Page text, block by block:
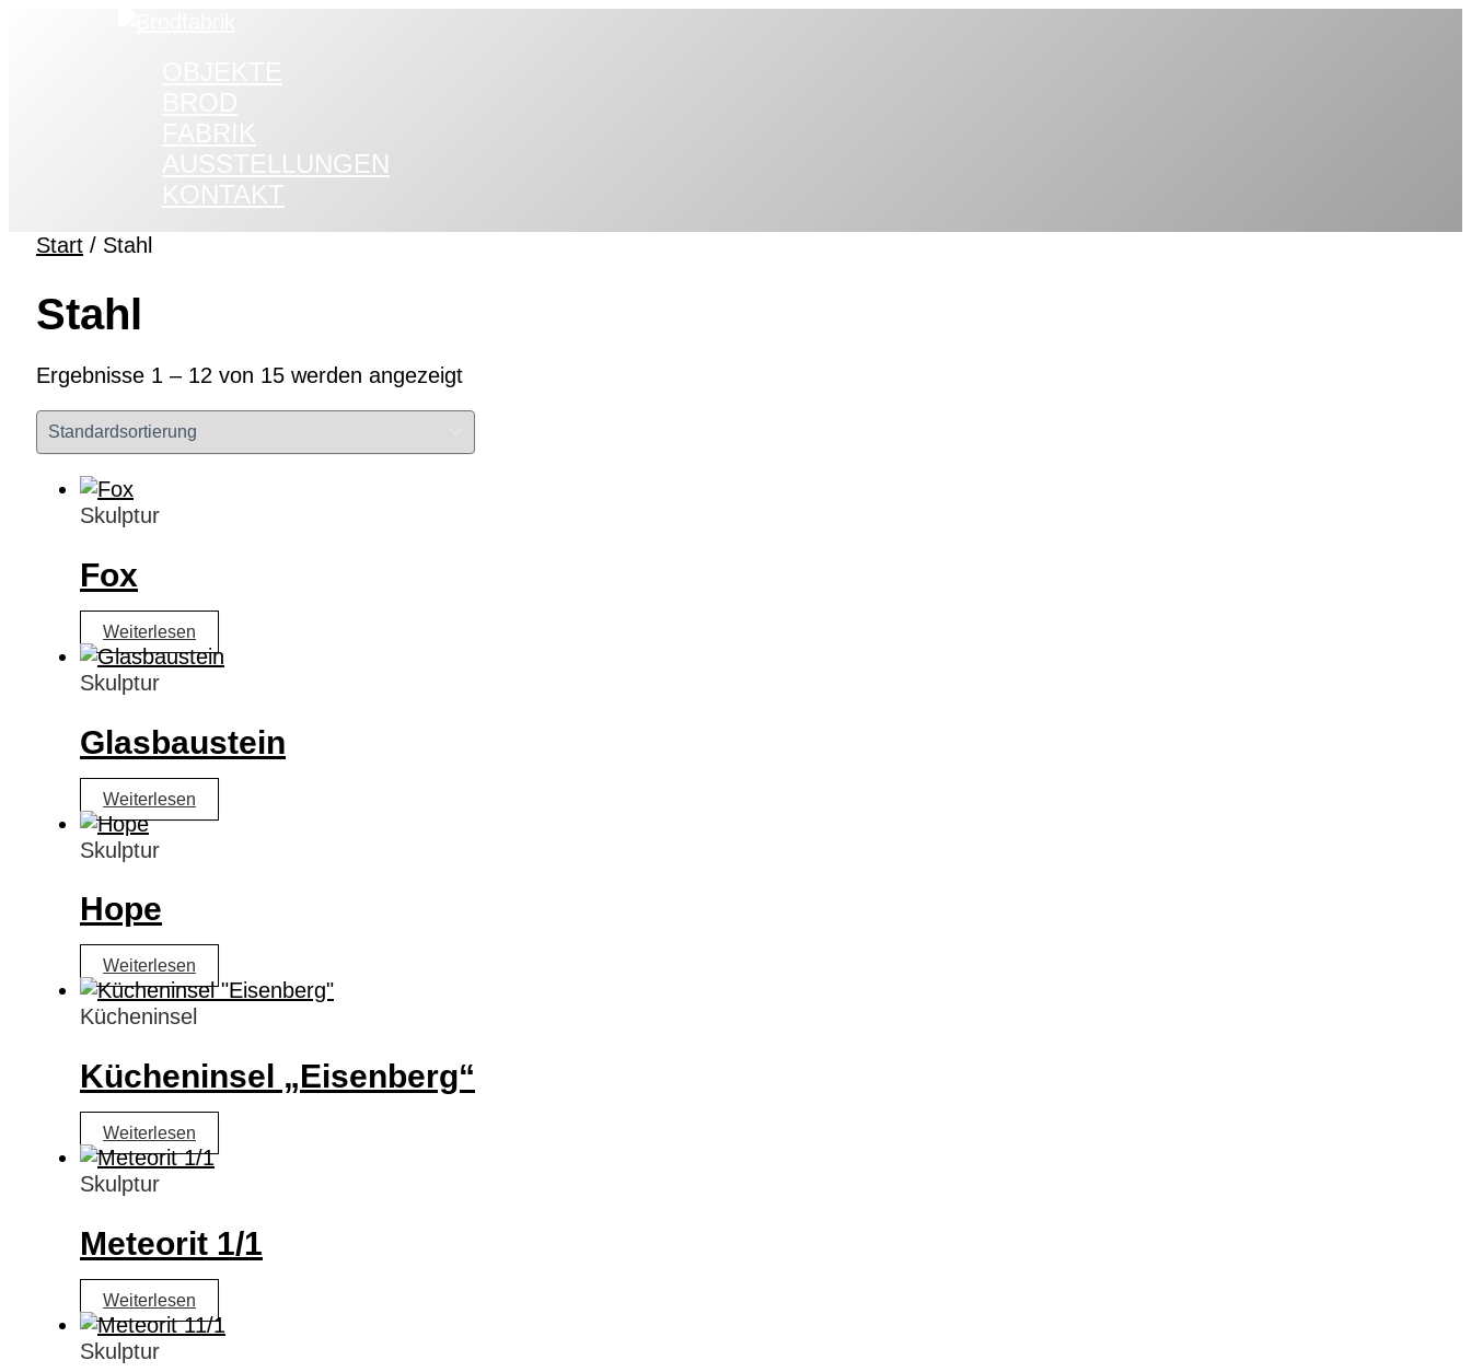
AUSSTELLUNGEN
KONTAKT
Start / Stahl
Stahl
Ergebnisse 1 – 12 von 15 werden angezeigt
Skulptur
Fox
Weiterlesen
Skulptur
Glasbaustein
Weiterlesen
Skulptur
Hope
Weiterlesen
Kücheninsel
Kücheninsel „Eisenberg“
Weiterlesen
Skulptur
Meteorit 1/1
Weiterlesen
Skulptur